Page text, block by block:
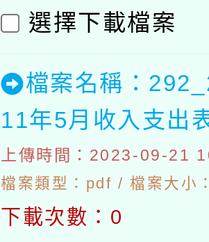
選擇下載檔案
檔案名稱：
11年5月收入支出
上傳時間：2023-09-21
檔案類型：pdf / 檔案大小
下載次數：0